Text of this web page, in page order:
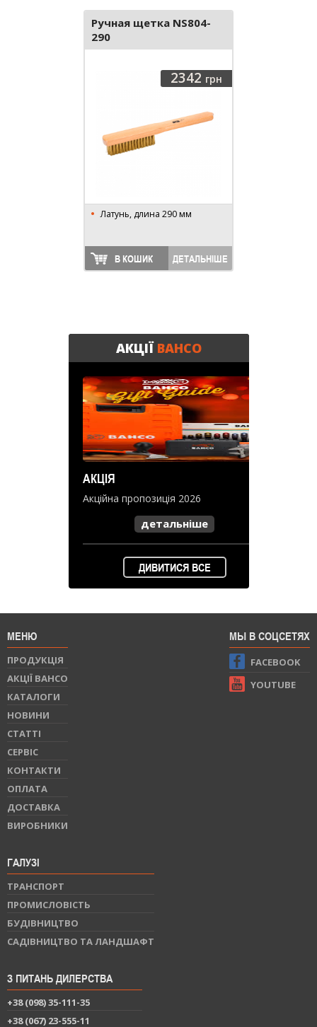
Ручная щетка NS804-
290
2342 грн
Латунь, длина 290 мм
В КОШИК ДЕТАЛЬНІШЕ
АКЦІЇBAHCO
АКЦІЯ
Акційна пропозиція 2026
детальніше
ДИВИТИСЯ ВСЕ
МЕНЮ
ПРОДУКЦIЯ
АКЦІЇ BAHCO
КАТАЛОГИ
НОВИНИ
СТАТТI
СЕРВIС
КОНТАКТИ
ОПЛАТА
ДОСТАВКА
ВИРОБНИКИ
ГАЛУЗІ
ТРАНСПОРТ
ПРОМИСЛОВІСТЬ
БУДІВНИЦТВО
САДІВНИЦТВО ТА ЛАНДШАФТ
З ПИТАНЬ ДИЛЕРСТВА
+38 (098) 35-111-35
+38 (067) 23-555-11
МЫ В СОЦСЕТЯХ
FACEBOOK
YOUTUBE